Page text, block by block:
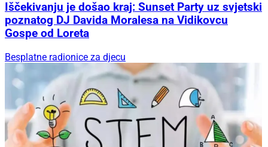
Iščekivanju je došao kraj: Sunset Party uz svjetski
poznatog DJ Davida Moralesa na Vidikovcu
Gospe od Loreta
Besplatne radionice za djecu